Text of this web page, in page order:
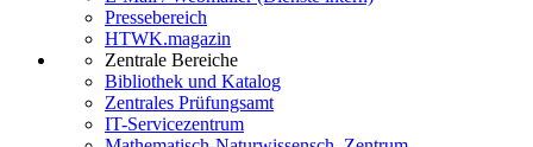
Pressebereich
HTWK.magazin
Zentrale Bereiche
Bibliothek und Katalog
Zentrales Prüfungsamt
IT-Servicezentrum